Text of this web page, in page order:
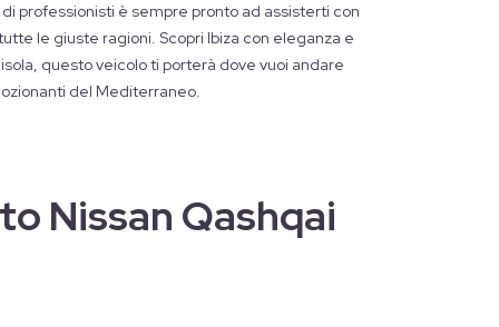
professionisti è sempre pronto ad assisterti con
le giuste ragioni. Scopri Ibiza con eleganza e
questo veicolo ti porterà dove vuoi andare
del Mediterraneo.
Nissan Qashqai